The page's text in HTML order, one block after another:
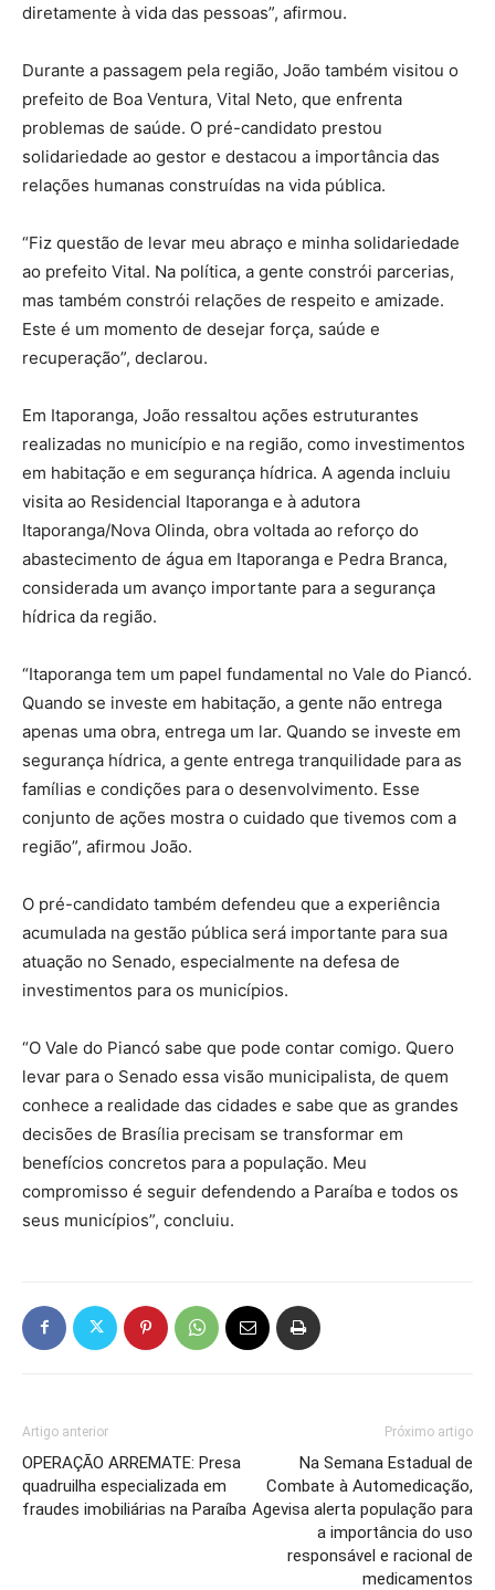
diretamente à vida das pessoas”, afirmou.
Durante a passagem pela região, João também visitou o
prefeito de Boa Ventura, Vital Neto, que enfrenta
problemas de saúde. O pré-candidato prestou
solidariedade ao gestor e destacou a importância das
relações humanas construídas na vida pública.
“Fiz questão de levar meu abraço e minha solidariedade
ao prefeito Vital. Na política, a gente constrói parcerias,
mas também constrói relações de respeito e amizade.
Este é um momento de desejar força, saúde e
recuperação”, declarou.
Em Itaporanga, João ressaltou ações estruturantes
realizadas no município e na região, como investimentos
em habitação e em segurança hídrica. A agenda incluiu
visita ao Residencial Itaporanga e à adutora
Itaporanga/Nova Olinda, obra voltada ao reforço do
abastecimento de água em Itaporanga e Pedra Branca,
considerada um avanço importante para a segurança
hídrica da região.
“Itaporanga tem um papel fundamental no Vale do Piancó.
Quando se investe em habitação, a gente não entrega
apenas uma obra, entrega um lar. Quando se investe em
segurança hídrica, a gente entrega tranquilidade para as
famílias e condições para o desenvolvimento. Esse
conjunto de ações mostra o cuidado que tivemos com a
região”, afirmou João.
O pré-candidato também defendeu que a experiência
acumulada na gestão pública será importante para sua
atuação no Senado, especialmente na defesa de
investimentos para os municípios.
“O Vale do Piancó sabe que pode contar comigo. Quero
levar para o Senado essa visão municipalista, de quem
conhece a realidade das cidades e sabe que as grandes
decisões de Brasília precisam se transformar em
benefícios concretos para a população. Meu
compromisso é seguir defendendo a Paraíba e todos os
seus municípios”, concluiu.
Artigo anterior
OPERAÇÃO ARREMATE: Presa
quadruilha especializada em
fraudes imobiliárias na Paraíba
Próximo artigo
Na Semana Estadual de
Combate à Automedicação,
Agevisa alerta população para
a importância do uso
responsável e racional de
medicamentos